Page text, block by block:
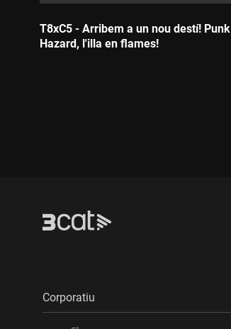
T8xC5 - Arribem a un nou destí! Punk
Hazard, l'illa en flames!
Corporatiu